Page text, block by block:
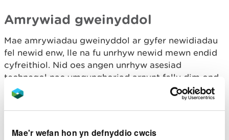
Mae'r wefan hon yn defnyddio cwcis
Amrywiad gweinyddol
Mae amrywiadau gweinyddol ar gyfer newidiadau
fel newid enw, lle na fu unrhyw newid mewn endid
cyfreithiol. Nid oes angen unrhyw asesiad
technegol nac ymgynghoriad arnynt felly dim ond
tâl gweinyddol a godir.
Nid ydym yn codi tâl am amrywiadau gweinyddol a